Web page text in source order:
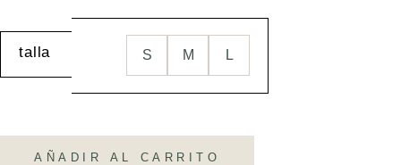
talla S M L
AÑADIR AL CARRITO